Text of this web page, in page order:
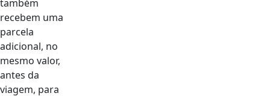
também
recebem uma
parcela
adicional, no
mesmo valor,
antes da
viagem, para